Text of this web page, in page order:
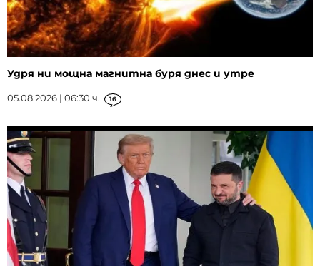
Удря ни мощна магнитна буря днес и утре
05.08.2026 | 06:30 ч. 16